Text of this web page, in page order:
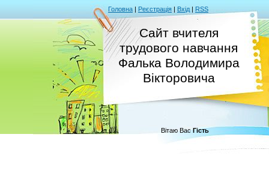
Головна | Реєстрація | Вхід | RSS
Сайт вчителя
трудового навчання
Фалька Володимира
Вікторовича
Вітаю Вас Гість